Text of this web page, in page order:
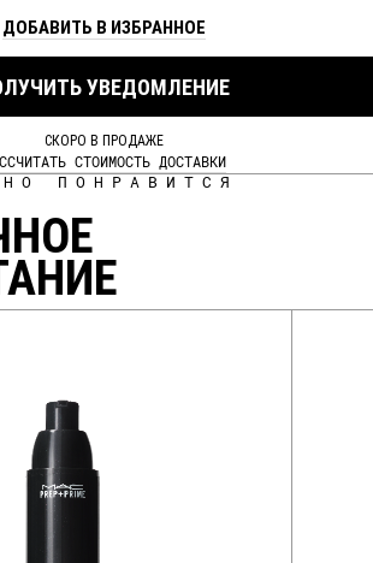
ДОБАВИТЬ В ИЗБРАННОЕ
УВЕДОМЛЕНИЕ
СКОРО В ПРОДАЖЕ
СТОИМОСТЬ ДОСТАВКИ
ПОНРАВИТСЯ